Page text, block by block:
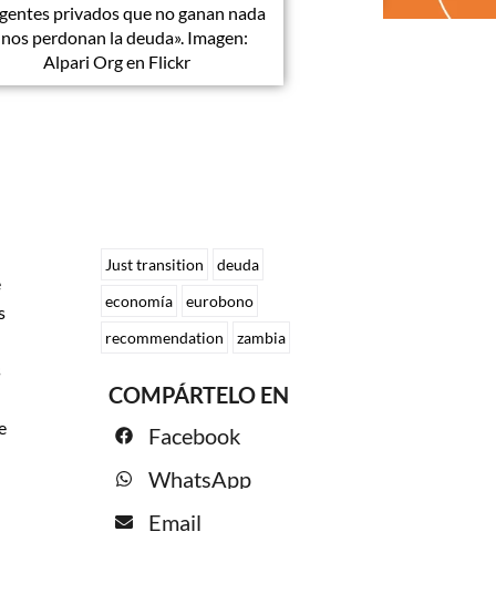
privados que no ganan nada
perdonan la deuda». Imagen:
Alpari Org en Flickr
Just transition
deuda
economía
eurobono
recommendation
zambia
COMPÁRTELO EN
Facebook
WhatsApp
Email